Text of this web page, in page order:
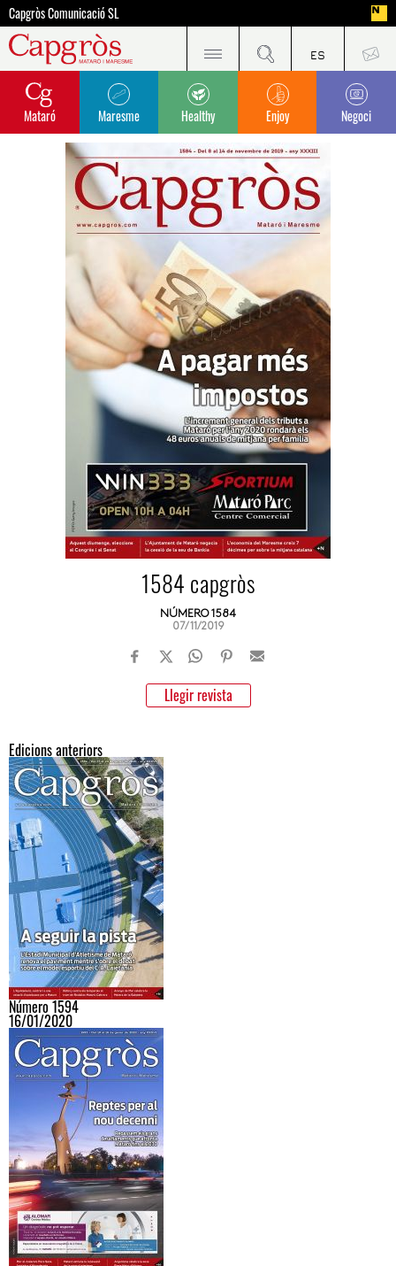
Capgròs Comunicació SL
Mataró Maresme Healthy Enjoy Negoci
1584 capgròs
NÚMERO 1584
07/11/2019
Llegir revista
Edicions anteriors
Número 1594
16/01/2020